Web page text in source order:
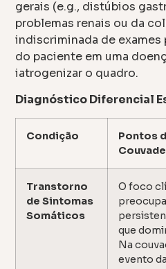
gerais (e.g., distúbios
problemas renais ou da
indiscriminada de exames
do paciente em uma
iatrogenizar o quadro.
Diagnóstico Diferencial
Condição
Pontos
Couvade
Transtorno
de Sintomas
Somáticos
O foco
que
Na
evento